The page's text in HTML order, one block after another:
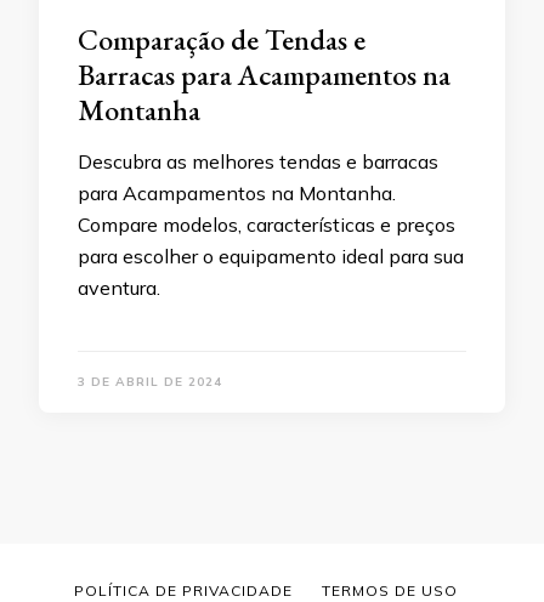
Comparação de Tendas e
Barracas para Acampamentos na
Montanha
Descubra as melhores tendas e barracas
para Acampamentos na Montanha.
Compare modelos, características e preços
para escolher o equipamento ideal para sua
aventura.
3 DE ABRIL DE 2024
POLÍTICA DE PRIVACIDADE TERMOS DE USO